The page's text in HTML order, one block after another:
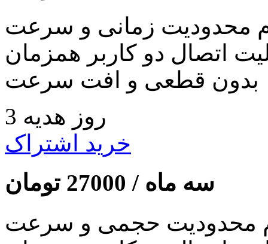
محدودیت زمانی و سرعت
اتصال دو کاربر همزمان
بدون قطعی و افت سرعت
3 روز هدیه
خرید اشتراک
سه ماه / 27000 تومان
محدودیت حجمی و سرعت